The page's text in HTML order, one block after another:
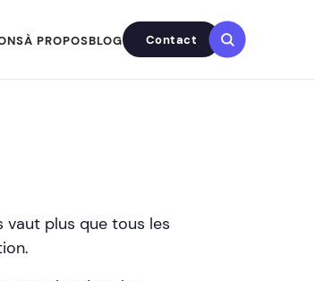
À PROPOSBLOG Contact
vaut plus que tous les